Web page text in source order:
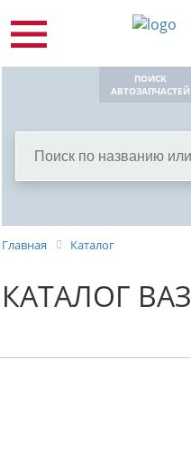
ПОИСК
АВТОЗАПЧАСТЕЙ
Главная Каталог
КАТАЛОГ ВАЗ